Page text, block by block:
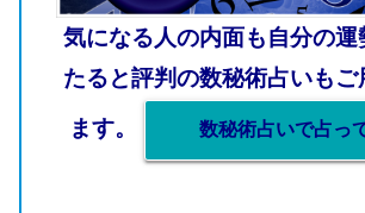
気になる人の内面も自分の運
たると評判の数秘術占いもご
ます。
数秘術占いで占っ